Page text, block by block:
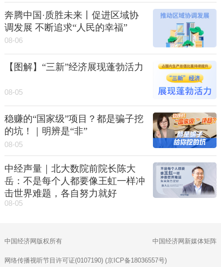
奔腾中国·质胜未来丨促进区域协
调发展 不断追求“人民的幸福”
08-06
【图解】“三新”经济展现蓬勃活力
08-05
稳赚的“国家级”项目？都是骗子挖
的坑！｜明辨是“非”
08-05
中经声量｜北大数院前院长陈大
岳：不是每个人都要像王虹一样冲
击世界难题，各自努力就好
08-05
中国经济网版权所有 中国经济网新媒体矩阵
网络传播视听节目许可证(0107190) (京ICP备18036557号)